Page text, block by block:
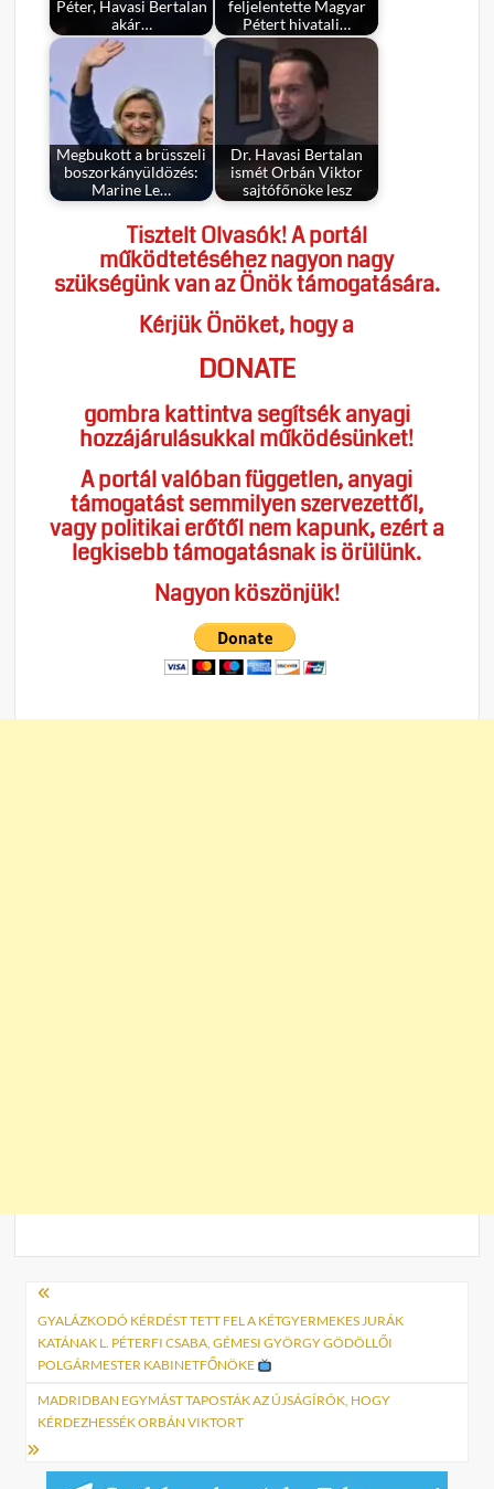
Péter, Havasi Bertalan
akár…
feljelentette Magyar
Pétert hivatali…
Megbukott a brüsszeli
boszorkányüldözés:
Marine Le…
Dr. Havasi Bertalan
ismét Orbán Viktor
sajtófőnöke lesz
Tisztelt Olvasók! A portál
működtetéséhez nagyon nagy
szükségünk van az Önök támogatására.
Kérjük Önöket, hogy a
DONATE
gombra kattintva segítsék anyagi
hozzájárulásukkal működésünket!
A portál valóban független, anyagi
támogatást semmilyen szervezettől,
vagy politikai erőtől nem kapunk, ezért a
legkisebb támogatásnak is örülünk.
Nagyon köszönjük!
Bejegyzés
navigáció
GYALÁZKODÓ KÉRDÉST TETT FEL A KÉTGYERMEKES JURÁK
KATÁNAK L. PÉTERFI CSABA, GÉMESI GYÖRGY GÖDÖLLŐI
POLGÁRMESTER KABINETFŐNÖKE
MADRIDBAN EGYMÁST TAPOSTÁK AZ ÚJSÁGÍRÓK, HOGY
KÉRDEZHESSÉK ORBÁN VIKTORT